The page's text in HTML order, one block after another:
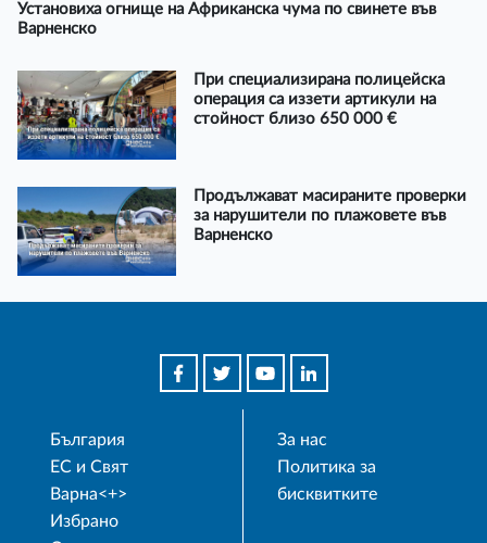
Установиха огнище на Африканска чума по свинете във
Варненско
При специализирана полицейска
операция са иззети артикули на
стойност близо 650 000 €
Продължават масираните проверки
за нарушители по плажовете във
Варненско
България
ЕС и Свят
Варна<+>
Избрано
За нас
Политика за
бисквитките